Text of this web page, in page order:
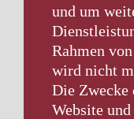
und um
Rahmen
wird nicht
Die Zwecke
Website